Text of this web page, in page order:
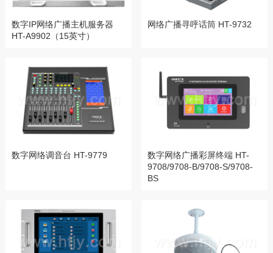
数字IP网络广播主机服务器
HT-A9902（15英寸）
网络广播寻呼话筒 HT-9732
数字网络调音台 HT-9779
数字网络广播彩屏终端 HT-
9708/9708-B/9708-S/9708-
BS